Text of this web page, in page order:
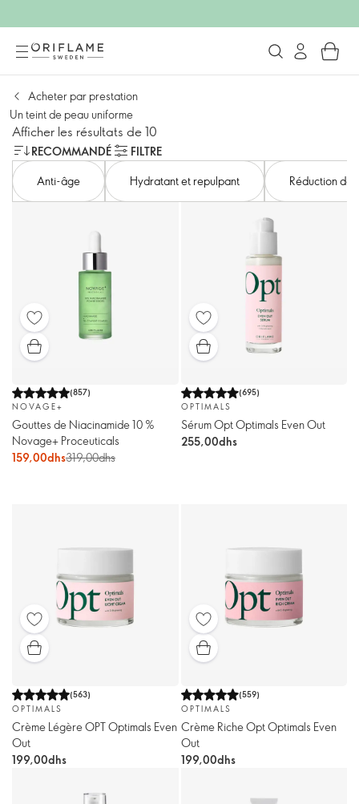
Acheter par prestation
Un teint de peau uniforme
Afficher les résultats de 10
RECOMMANDÉ
FILTRE
Anti-âge
Hydratant et repulpant Réduction
(857)
NOVAGE+
Gouttes de Niacinamide 10 %
Novage+ Proceuticals
159,00dhs319,00dhs
(695)
OPTIMALS
Sérum Opt Optimals Even Out
255,00dhs
(563)
OPTIMALS
Crème Légère OPT Optimals Even
Out
199,00dhs
(559)
OPTIMALS
Crème Riche Opt Optimals Even
Out
199,00dhs